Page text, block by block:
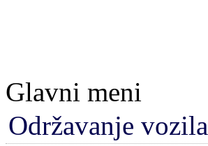
Glavni meni
Održavanje vozila